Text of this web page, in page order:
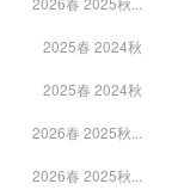
2025春 2024秋
2025春 2024秋
2026春 2025秋...
2026春 2025秋...